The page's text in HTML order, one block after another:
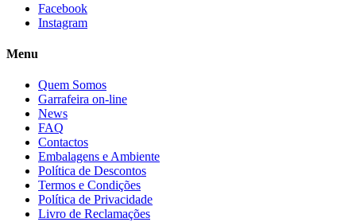
Facebook
Instagram
Menu
Quem Somos
Garrafeira on-line
News
FAQ
Contactos
Embalagens e Ambiente
Política de Descontos
Termos e Condições
Política de Privacidade
Livro de Reclamações